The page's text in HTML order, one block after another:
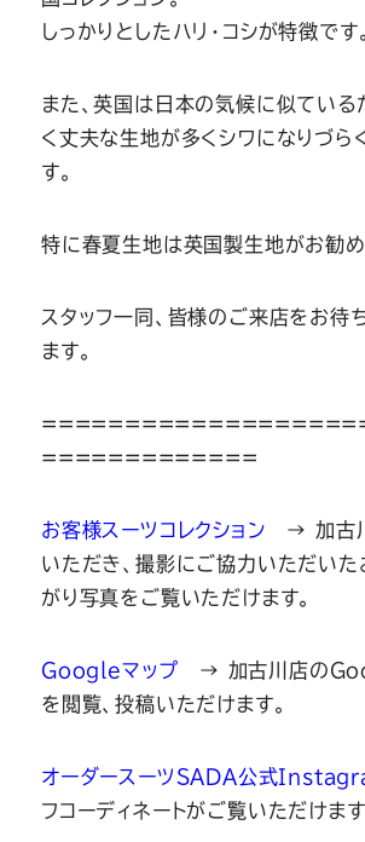
しっかりとしたハリ・コシが特徴です。
また、英国は日本の気候に似ている
く丈夫な生地が多くシワになりづら
す。
特に春夏生地は英国製生地がお勧め
スタッフ一同、皆様のご来店をお待
ます。
=============
お客様スーツコレクション → 加古
いただき、撮影にご協力いただいた
がり写真をご覧いただけます。
Googleマップ → 加古川店の
を閲覧、投稿いただけます。
オーダースーツSADA公式
フコーディネートがご覧いただけます